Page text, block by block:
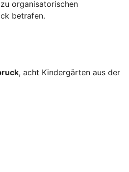
organisatorischen
betrafen.
, acht Kindergärten aus der